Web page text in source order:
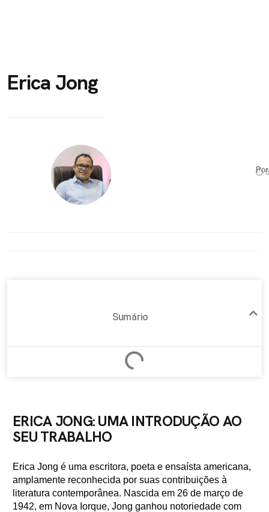
Erica Jong
⏱
Sumário
ERICA JONG: UMA INTRODUÇÃO AO
SEU TRABALHO
Erica Jong é uma escritora, poeta e ensaísta americana,
amplamente reconhecida por suas contribuições à
literatura contemporânea. Nascida em 26 de março de
1942, em Nova Iorque, Jong ganhou notoriedade com